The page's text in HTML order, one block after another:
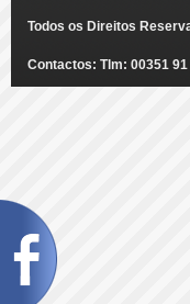
Todos os Direitos
Contactos: Tlm: 00351 91